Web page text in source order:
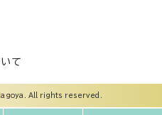
て
All rights reserved.